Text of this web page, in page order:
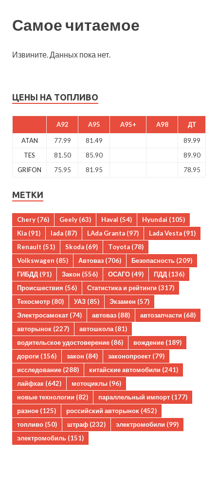
Самое читаемое
Извините. Данных пока нет.
ЦЕНЫ НА ТОПЛИВО
A92 A95 A95+ A98 ДТ
ATAN 77.99 81.49
89.99
TES
81.50 85.90
89.90
GRIFON
75.95 81.95 78.95
МЕТКИ
Chery (76) Geely (63) Haval (54) Hyundai (105)
Kia (91) lada (87) LAda Granta (97) Lada Vesta (91)
Renault (51) Skoda (69) Toyota (78)
Volkswagen (85) Автоваз (706) Безопасность (209)
ГИБДД (91) Закон (556) ОСАГО (49) ПДД (136)
Происшествия (56) Статистика и рейтинги (317)
Техосмотр (80) УАЗ (85) Экзамен (57)
Электросамокат (74) автоваз (88) автозапчасти (68)
авторынок (227) автошкола (81)
водительское удостоверение (86) вождение (189)
дороги (156) закон (84) законопроект (79)
исследование (288) китайские автомобили (241)
лайфхак (642) мотоциклы (96)
новые технологии (82) параллельный импорт (177)
разное (125) российский авторынок (452)
топливо (50) штраф (232) электромобили (99)
электромобиль (151)